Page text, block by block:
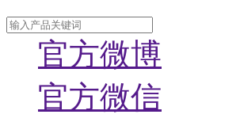
官方微博
官方微信